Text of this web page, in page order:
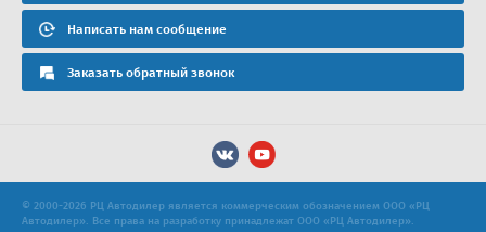
Написать нам сообщение
Заказать обратный звонок
© 2000-2026 РЦ Автодилер является коммерческим обозначением ООО «РЦ
Автодилер». Все права на разработку принадлежат ООО «РЦ Автодилер».